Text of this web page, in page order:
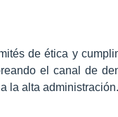
de ética y
el canal de
la alta administración.